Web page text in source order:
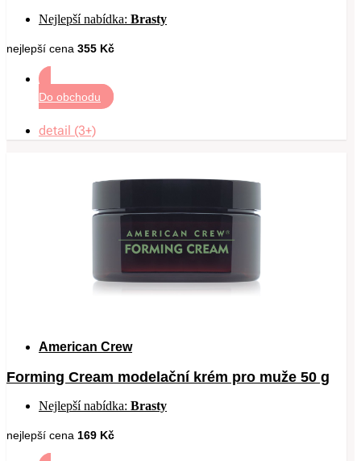
Nejlepší nabídka: Brasty
nejlepší cena 355 Kč
Do obchodu
detail (3+)
American Crew
Forming Cream modelační krém pro muže 50 g
Nejlepší nabídka: Brasty
nejlepší cena 169 Kč